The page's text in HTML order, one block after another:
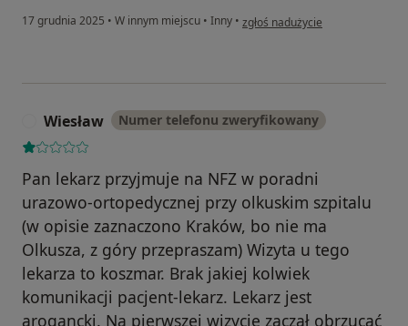
17 grudnia 2025 • W innym miejscu • Inny • w opinii użytkownika Antoni
zgłoś nadużycie
Wiesław Numer telefonu zweryfikowany
Pan lekarz przyjmuje na NFZ w poradni
urazowo-ortopedycznej przy olkuskim szpitalu
(w opisie zaznaczono Kraków, bo nie ma
Olkusza, z góry przepraszam) Wizyta u tego
lekarza to koszmar. Brak jakiej kolwiek
komunikacji pacjent-lekarz. Lekarz jest
arogancki. Na pierwszej wizycie zaczął obrzucać